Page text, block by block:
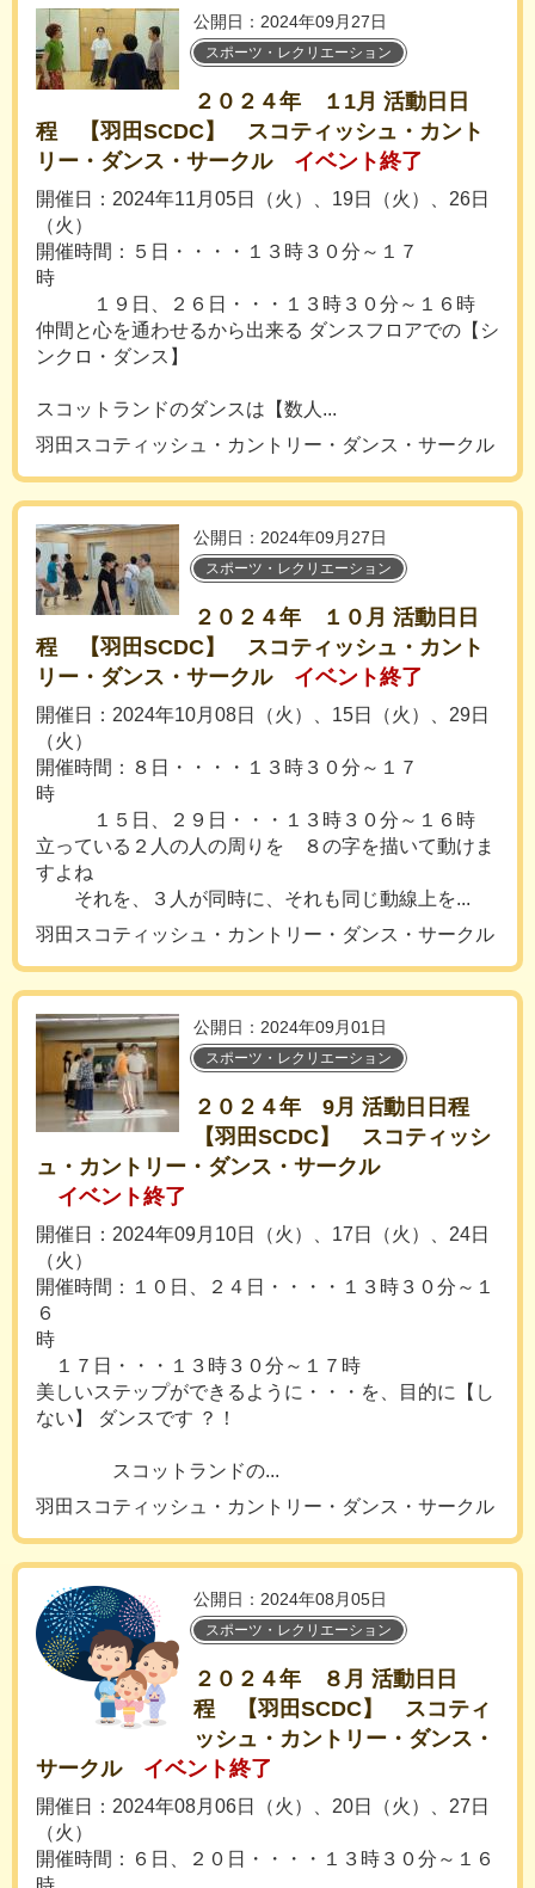
公開日：2024年09月27日
スポーツ・レクリエーション
２０２４年 １1月 活動日日
程 【羽田SCDC】 スコティッシュ・カント
リー・ダンス・サークル
イベント終了
開催日：2024年11月05日（火）、19日（火）、26日
（火）
開催時間：５日・・・・１３時３０分～１７
時
１９日、２６日・・・１３時３０分～１６時
仲間と心を通わせるから出来る ダンスフロアでの【シ
ンクロ・ダンス】
スコットランドのダンスは【数人...
羽田スコティッシュ・カントリー・ダンス・サークル
公開日：2024年09月27日
スポーツ・レクリエーション
２０２４年 １０月 活動日日
程 【羽田SCDC】 スコティッシュ・カント
リー・ダンス・サークル
イベント終了
開催日：2024年10月08日（火）、15日（火）、29日
（火）
開催時間：８日・・・・１３時３０分～１７
時
１５日、２９日・・・１３時３０分～１６時
立っている２人の人の周りを ８の字を描いて動けま
すよね
それを、３人が同時に、それも同じ動線上を...
羽田スコティッシュ・カントリー・ダンス・サークル
公開日：2024年09月01日
スポーツ・レクリエーション
２０２４年 9月 活動日日程
【羽田SCDC】 スコティッシ
ュ・カントリー・ダンス・サークル
イベント終了
開催日：2024年09月10日（火）、17日（火）、24日
（火）
開催時間：１０日、２４日・・・・１３時３０分～１
６
時
１７日・・・１３時３０分～１７時
美しいステップができるように・・・を、目的に【し
ない】 ダンスです ？！
スコットランドの...
羽田スコティッシュ・カントリー・ダンス・サークル
公開日：2024年08月05日
スポーツ・レクリエーション
２０２４年 ８月 活動日日
程 【羽田SCDC】 スコティ
ッシュ・カントリー・ダンス・
サークル
イベント終了
開催日：2024年08月06日（火）、20日（火）、27日
（火）
開催時間：６日、２０日・・・・１３時３０分～１６